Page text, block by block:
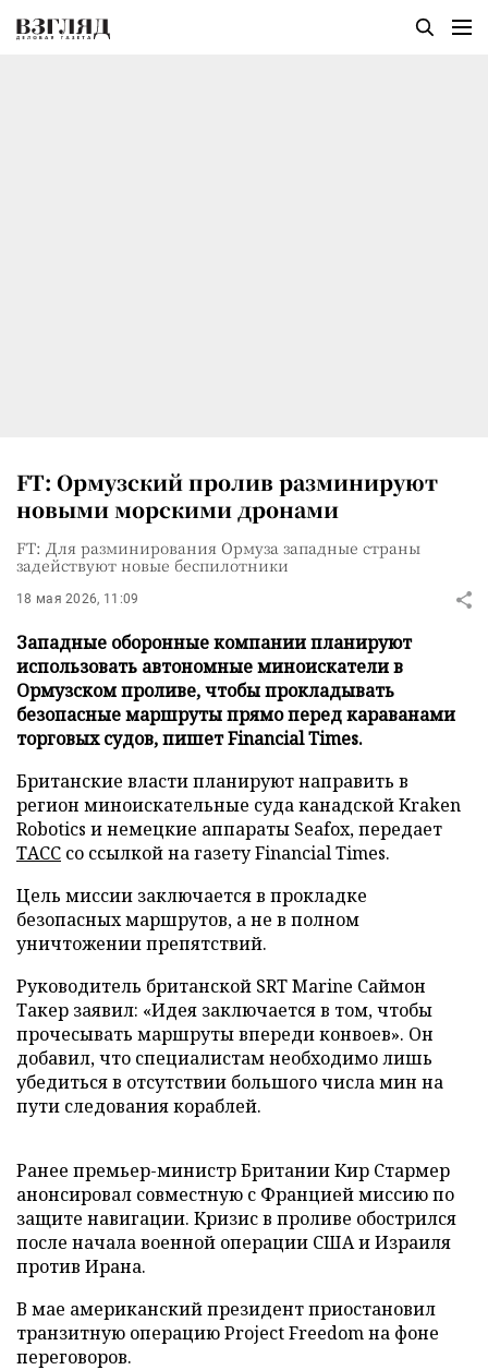
FT: Ормузский пролив разминируют
новыми морскими дронами
FT: Для разминирования Ормуза западные страны
задействуют новые беспилотники
18 мая 2026, 11:09
Западные оборонные компании планируют
использовать автономные миноискатели в
Ормузском проливе, чтобы прокладывать
безопасные маршруты прямо перед караванами
торговых судов, пишет Financial Times.
Британские власти планируют направить в
регион миноискательные суда канадской Kraken
Robotics и немецкие аппараты Seafox, передает
ТАСС со ссылкой на газету Financial Times.
Цель миссии заключается в прокладке
безопасных маршрутов, а не в полном
уничтожении препятствий.
Руководитель британской SRT Marine Саймон
Такер заявил: «Идея заключается в том, чтобы
прочесывать маршруты впереди конвоев». Он
добавил, что специалистам необходимо лишь
убедиться в отсутствии большого числа мин на
пути следования кораблей.
Ранее премьер-министр Британии Кир Стармер
анонсировал совместную с Францией миссию по
защите навигации. Кризис в проливе обострился
после начала военной операции США и Израиля
против Ирана.
В мае американский президент приостановил
транзитную операцию Project Freedom на фоне
переговоров.